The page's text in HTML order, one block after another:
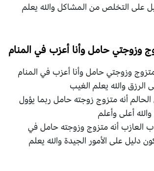
على التخلص من المشاكل والله يعلم
وزوجتي حامل وأنا أعزب في المنام
وزوجتي حامل وأنا أعزب في المنام
الرزق والله يعلم الغيب
أنه متزوج زوجته حامل ربما يؤول
أعلى وأعلم
العازب أنه متزوج وزوجته حامل في
دليل على الأمور الجيدة والله يعلم